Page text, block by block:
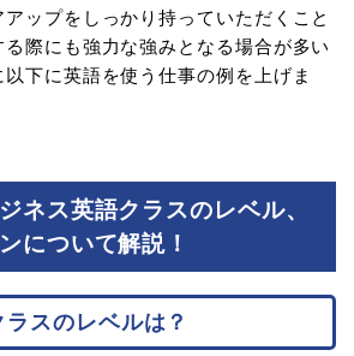
ップをしっかり持っていただくこと
際にも強力な強みとなる場合が多い
下に英語を使う仕事の例を上げま
ネス英語クラスのレベル、
について解説！
スのレベルは？